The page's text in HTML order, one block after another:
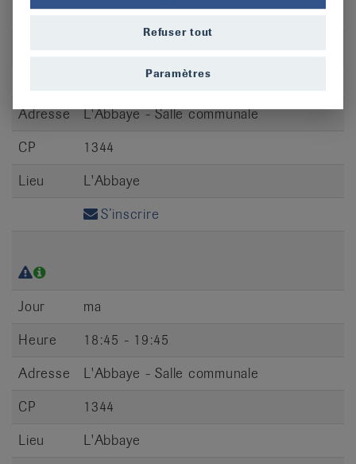
18:30 - 19:30
Adresse
L'Abbaye - Salle communale
CP
1344
Lieu
L'Abbaye
S’inscrire
Jour
ma
Heure
18:45 - 19:45
Adresse
L'Abbaye - Salle communale
CP
1344
Lieu
L'Abbaye
Refuser tout
Paramètres